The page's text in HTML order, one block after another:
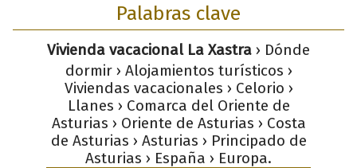
Palabras clave
Vivienda vacacional La Xastra › Dónde
dormir › Alojamientos turísticos ›
Viviendas vacacionales › Celorio ›
Llanes › Comarca del Oriente de
Asturias › Oriente de Asturias › Costa
de Asturias › Asturias › Principado de
Asturias › España › Europa.